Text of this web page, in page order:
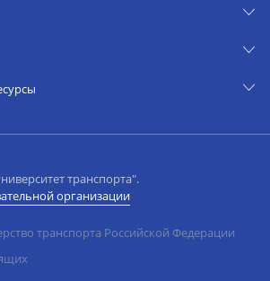
транспорта".
организации
транспорта Российской Федерации